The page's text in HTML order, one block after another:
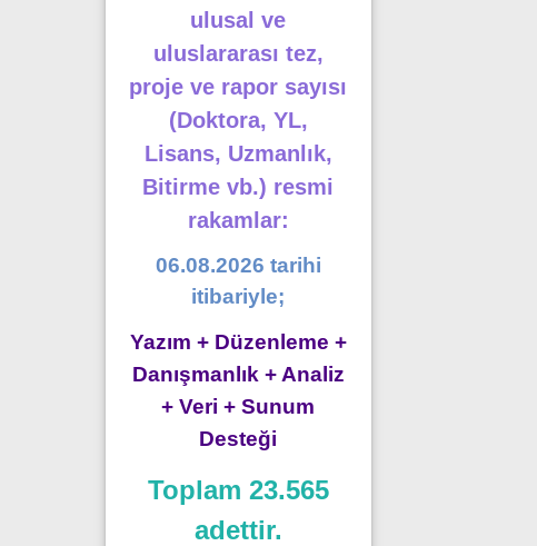
ulusal ve
uluslararası tez,
proje ve rapor sayısı
(Doktora, YL,
Lisans, Uzmanlık,
Bitirme vb.) resmi
rakamlar:
06.08.2026 tarihi
itibariyle;
Yazım + Düzenleme +
Danışmanlık + Analiz
+ Veri + Sunum
Desteği
Toplam 23.565
adettir.